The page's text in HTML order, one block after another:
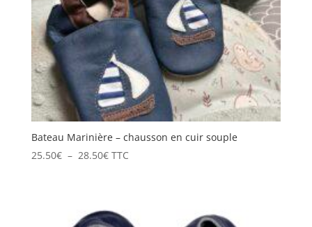
Bateau Marinière – chausson en cuir souple
25.50€ – 28.50€Plage
à
TTC